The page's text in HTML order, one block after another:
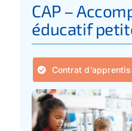
CAP –
éducatif
Contrat